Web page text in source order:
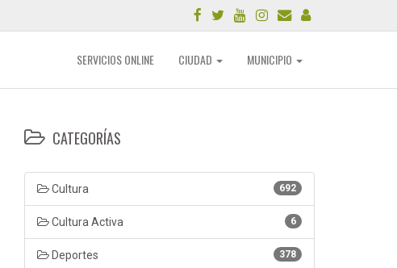
SERVICIOS ONLINE CIUDAD MUNICIPIO
CATEGORÍAS
692
Cultura
6
Cultura Activa
378
Deportes